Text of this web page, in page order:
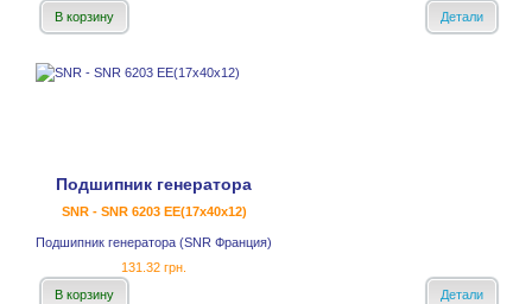
В корзину
Детали
Подшипник генератора
SNR - SNR 6203 EE(17x40x12)
Подшипник генератора (SNR Франция)
131.32 грн.
В корзину
Детали